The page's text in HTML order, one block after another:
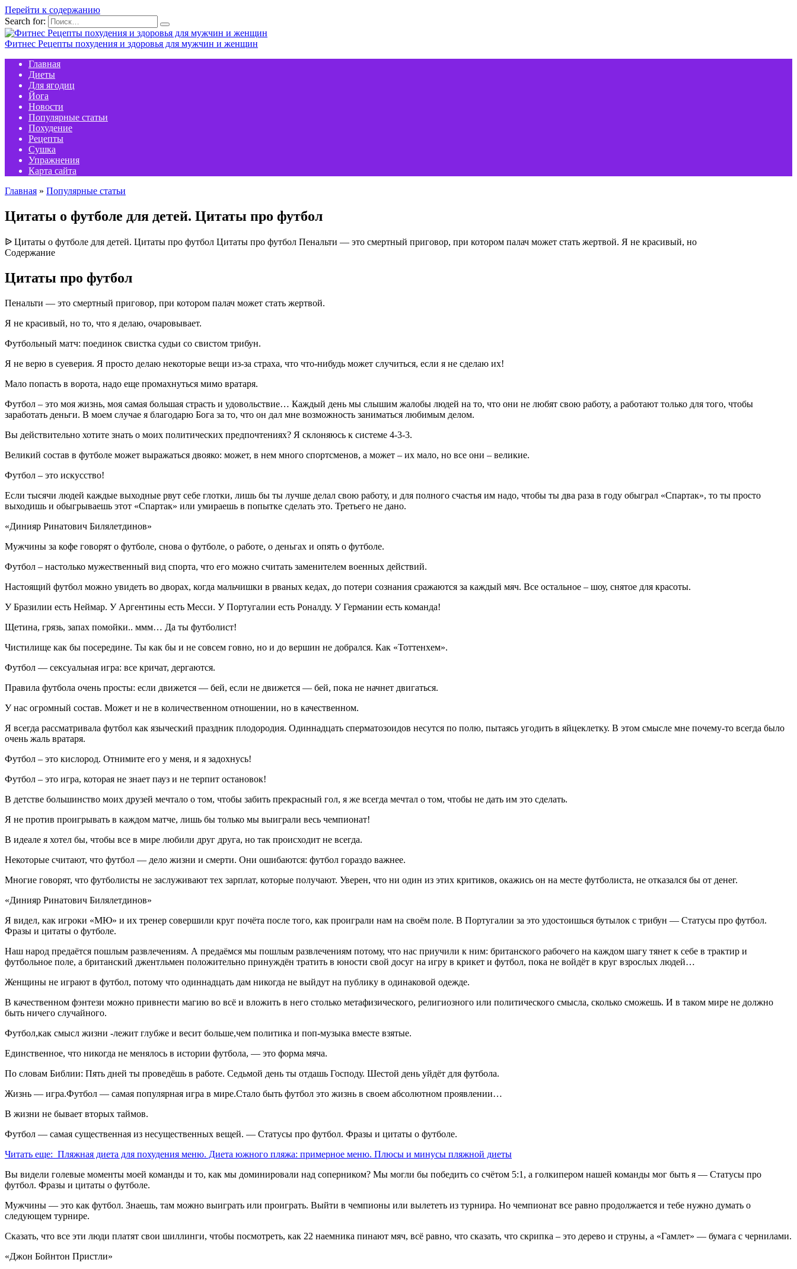
Перейти к содержанию
Search for:
Фитнес Рецепты похудения и здоровья для мужчин и женщин
Главная
Диеты
Для ягодиц
Йога
Новости
Популярные статьи
Похудение
Рецепты
Сушка
Упражнения
Карта сайта
Главная » Популярные статьи
Цитаты о футболе для детей. Цитаты про футбол
ᐉ Цитаты о футболе для детей. Цитаты про футбол Цитаты про футбол Пенальти — это смертный приговор, при котором палач может стать жертвой. Я не красивый, но
Содержание
Цитаты про футбол
Пенальти — это смертный приговор, при котором палач может стать жертвой.
Я не красивый, но то, что я делаю, очаровывает.
Футбольный матч: поединок свистка судьи со свистом трибун.
Я не верю в суеверия. Я просто делаю некоторые вещи из-за страха, что что-нибудь может случиться, если я не сделаю их!
Мало попасть в ворота, надо еще промахнуться мимо вратаря.
Футбол – это моя жизнь, моя самая большая страсть и удовольствие… Каждый день мы слышим жалобы людей на то, что они не любят свою работу, а работают только для того, чтобы
заработать деньги. В моем случае я благодарю Бога за то, что он дал мне возможность заниматься любимым делом.
Вы действительно хотите знать о моих политических предпочтениях? Я склоняюсь к системе 4-3-3.
Великий состав в футболе может выражаться двояко: может, в нем много спортсменов, а может – их мало, но все они – великие.
Футбол – это искусство!
Если тысячи людей каждые выходные рвут себе глотки, лишь бы ты лучше делал свою работу, и для полного счастья им надо, чтобы ты два раза в году обыграл «Спартак», то ты просто
выходишь и обыгрываешь этот «Спартак» или умираешь в попытке сделать это. Третьего не дано.
«Динияр Ринатович Билялетдинов»
Мужчины за кофе говорят о футболе, снова о футболе, о работе, о деньгах и опять о футболе.
Футбол – настолько мужественный вид спорта, что его можно считать заменителем военных действий.
Настоящий футбол можно увидеть во дворах, когда мальчишки в рваных кедах, до потери сознания сражаются за каждый мяч. Все остальное – шоу, снятое для красоты.
У Бразилии есть Неймар. У Аргентины есть Месси. У Португалии есть Роналду. У Германии есть команда!
Щетина, грязь, запах помойки.. ммм… Да ты футболист!
Чистилище как бы посередине. Ты как бы и не совсем говно, но и до вершин не добрался. Как «Тоттенхем».
Футбол — сексуальная игра: все кричат, дергаются.
Правила футбола очень просты: если движется — бей, если не движется — бей, пока не начнет двигаться.
У нас огромный состав. Может и не в количественном отношении, но в качественном.
Я всегда рассматривала футбол как языческий праздник плодородия. Одиннадцать сперматозоидов несутся по полю, пытаясь угодить в яйцеклетку. В этом смысле мне почему-то всегда было
очень жаль вратаря.
Футбол – это кислород. Отнимите его у меня, и я задохнусь!
Футбол – это игра, которая не знает пауз и не терпит остановок!
В детстве большинство моих друзей мечтало о том, чтобы забить прекрасный гол, я же всегда мечтал о том, чтобы не дать им это сделать.
Я не против проигрывать в каждом матче, лишь бы только мы выиграли весь чемпионат!
В идеале я хотел бы, чтобы все в мире любили друг друга, но так происходит не всегда.
Некоторые считают, что футбол — дело жизни и смерти. Они ошибаются: футбол гораздо важнее.
Многие говорят, что футболисты не заслуживают тех зарплат, которые получают. Уверен, что ни один из этих критиков, окажись он на месте футболиста, не отказался бы от денег.
«Динияр Ринатович Билялетдинов»
Я видел, как игроки «МЮ» и их тренер совершили круг почёта после того, как проиграли нам на своём поле. В Португалии за это удостоишься бутылок с трибун — Статусы про футбол.
Фразы и цитаты о футболе.
Наш народ предаётся пошлым развлечениям. А предаёмся мы пошлым развлечениям потому, что нас приучили к ним: британского рабочего на каждом шагу тянет к себе в трактир и
футбольное поле, а британский джентльмен положительно принуждён тратить в юности свой досуг на игру в крикет и футбол, пока не войдёт в круг взрослых людей…
Женщины не играют в футбол, потому что одиннадцать дам никогда не выйдут на публику в одинаковой одежде.
В качественном фэнтези можно привнести магию во всё и вложить в него столько метафизического, религиозного или политического смысла, сколько сможешь. И в таком мире не должно
быть ничего случайного.
Футбол,как смысл жизни -лежит глубже и весит больше,чем политика и поп-музыка вместе взятые.
Единственное, что никогда не менялось в истории футбола, — это форма мяча.
По словам Библии: Пять дней ты проведёшь в работе. Седьмой день ты отдашь Господу. Шестой день уйдёт для футбола.
Жизнь — игра.Футбол — самая популярная игра в мире.Стало быть футбол это жизнь в своем абсолютном проявлении…
В жизни не бывает вторых таймов.
Футбол — самая существенная из несущественных вещей. — Статусы про футбол. Фразы и цитаты о футболе.
Читать еще: Пляжная диета для похудения меню. Диета южного пляжа: примерное меню. Плюсы и минусы пляжной диеты
Вы видели голевые моменты моей команды и то, как мы доминировали над соперником? Мы могли бы победить со счётом 5:1, а голкипером нашей команды мог быть я — Статусы про
футбол. Фразы и цитаты о футболе.
Мужчины — это как футбол. Знаешь, там можно выиграть или проиграть. Выйти в чемпионы или вылететь из турнира. Но чемпионат все равно продолжается и тебе нужно думать о
следующем турнире.
Сказать, что все эти люди платят свои шиллинги, чтобы посмотреть, как 22 наемника пинают мяч, всё равно, что сказать, что скрипка – это дерево и струны, а «Гамлет» — бумага с чернилами.
«Джон Бойнтон Пристли»